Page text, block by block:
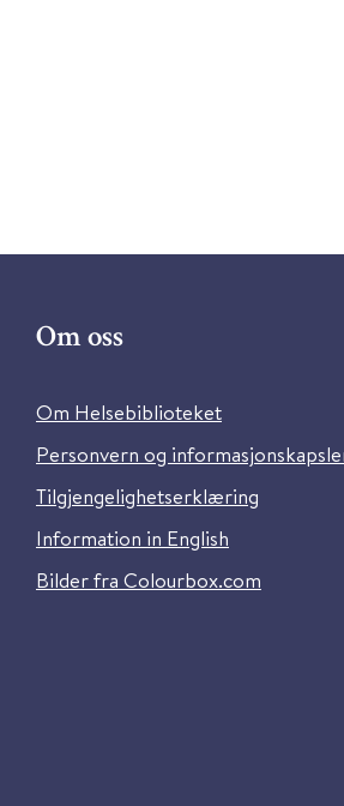
Om oss
Om Helsebiblioteket
Personvern og
Tilgjengelighetserklæring
Information in English
Bilder fra Colourbox.com